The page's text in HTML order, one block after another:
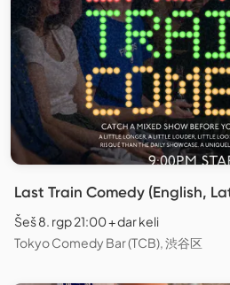
Last Train Comedy (English,
Šeš 8. rgp 21:00 + dar keli
Tokyo Comedy Bar (TCB), 渋谷区